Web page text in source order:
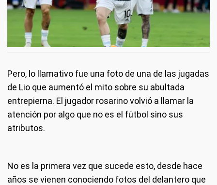
Pero, lo llamativo fue una foto de una de las jugadas
de Lio que aumentó el mito sobre su abultada
entrepierna. El jugador rosarino volvió a llamar la
atención por algo que no es el fútbol sino sus
atributos.
No es la primera vez que sucede esto, desde hace
años se vienen conociendo fotos del delantero que